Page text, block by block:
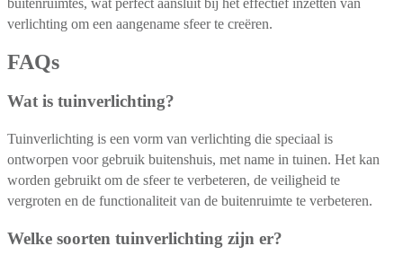
buitenruimtes, wat perfect aansluit bij het effectief inzetten van
verlichting om een aangename sfeer te creëren.
FAQs
Wat is tuinverlichting?
Tuinverlichting is een vorm van verlichting die speciaal is
ontworpen voor gebruik buitenshuis, met name in tuinen. Het kan
worden gebruikt om de sfeer te verbeteren, de veiligheid te
vergroten en de functionaliteit van de buitenruimte te verbeteren.
Welke soorten tuinverlichting zijn er?